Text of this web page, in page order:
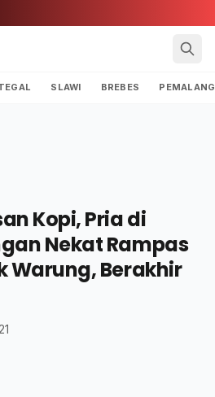
SLAWI BREBES PEMALANG
Kopi, Pria di
Nekat Rampas
Warung, Berakhir